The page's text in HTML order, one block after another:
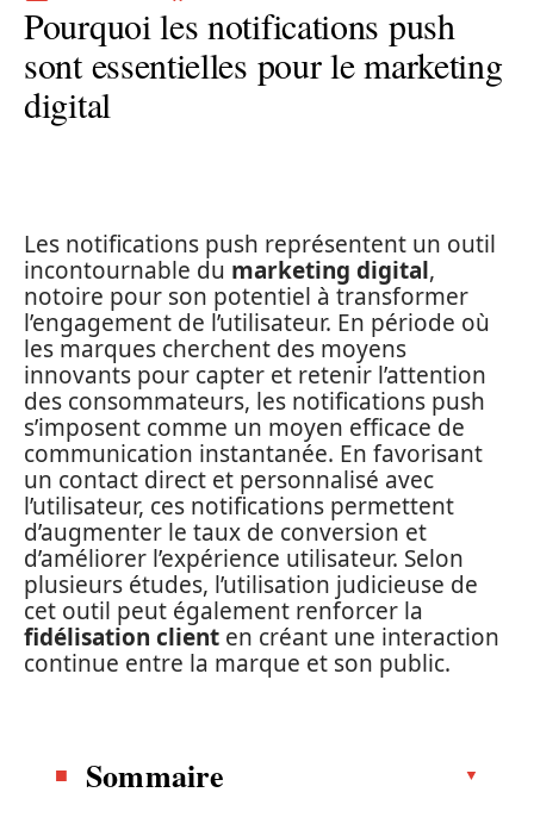
Pourquoi les notifications push
sont essentielles pour le marketing
digital
Les notifications push représentent un outil
incontournable du marketing digital,
notoire pour son potentiel à transformer
l’engagement de l’utilisateur. En période où
les marques cherchent des moyens
innovants pour capter et retenir l’attention
des consommateurs, les notifications push
s’imposent comme un moyen efficace de
communication instantanée. En favorisant
un contact direct et personnalisé avec
l’utilisateur, ces notifications permettent
d’augmenter le taux de conversion et
d’améliorer l’expérience utilisateur. Selon
plusieurs études, l’utilisation judicieuse de
cet outil peut également renforcer la
fidélisation client en créant une interaction
continue entre la marque et son public.
Sommaire